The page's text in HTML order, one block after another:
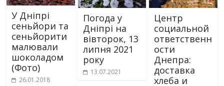
У Дніпрі
сеньйори та
сеньйорити
малювали
шоколадом
(Фото)
26.01.2018
Погода у
Дніпрі на
вівторок, 13
липня 2021
року
13.07.2021
Центр
социальной
ответственн
ости
Днепра:
доставка
хлеба и